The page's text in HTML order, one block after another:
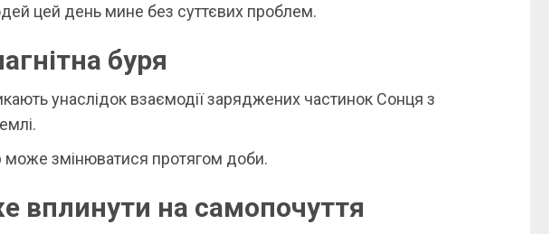
цей день мине без суттєвих проблем.
буря
унаслідок взаємодії заряджених частинок Сонця з
може змінюватися протягом доби.
вплинути на самопочуття